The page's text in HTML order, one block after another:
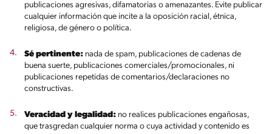
publicaciones agresivas, difamatorias o amenazantes. Evite publicar
cualquier información que incite a la oposición racial, étnica,
religiosa, de género o política.
Sé pertinente: nada de spam, publicaciones de cadenas de
buena suerte, publicaciones comerciales/promocionales, ni
publicaciones repetidas de comentarios/declaraciones no
constructivas.
Veracidad y legalidad: no realices publicaciones engañosas,
que trasgredan cualquier norma o cuya actividad y contenido es